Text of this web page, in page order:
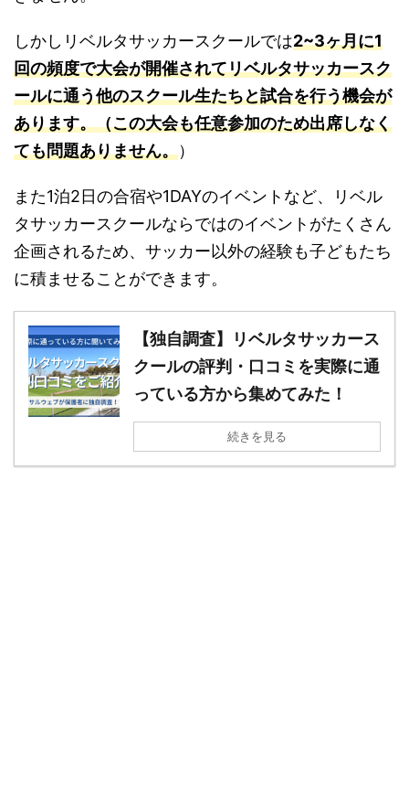
しかしリベルタサッカースクールでは2~3ヶ月に1
回の頻度で大会が開催されてリベルタサッカースク
ールに通う他のスクール生たちと試合を行う機会が
あります。（この大会も任意参加のため出席しなく
ても問題ありません。）
また1泊2日の合宿や1DAYのイベントなど、リベル
タサッカースクールならではのイベントがたくさん
企画されるため、サッカー以外の経験も子どもたち
に積ませることができます。
【独自調査】リベルタサッカース
クールの評判・口コミを実際に通
っている方から集めてみた！
続きを見る